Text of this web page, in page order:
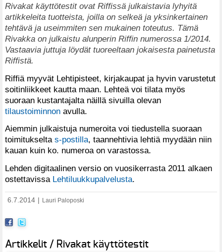
Rivakat käyttötestit ovat Riffissä julkaistavia lyhyitä
artikkeleita tuotteista, joilla on selkeä ja yksinkertainen
tehtävä ja useimmiten sen mukainen toteutus. Tämä
Rivakka on julkaistu alunperin Riffin numerossa 1/2014.
Vastaavia juttuja löydät tuoreeltaan jokaisesta painetusta
Riffistä.
Riffiä myyvät Lehtipisteet, kirjakaupat ja hyvin varustetut
soitinliikkeet kautta maan. Lehteä voi tilata myös
suoraan kustantajalta näillä sivuilla olevan
tilaustoiminnon avulla.
Aiemmin julkaistuja numeroita voi tiedustella suoraan
toimitukselta s-postilla, taannehtivia lehtiä myydään niin
kauan kuin ko. numeroa on varastossa.
Lehden digitaalinen versio on vuosikerrasta 2011 alkaen
ostettavissa Lehtiluukkupalvelusta.
6.7.2014 Lauri Paloposki
Artikkelit / Rivakat käyttötestit